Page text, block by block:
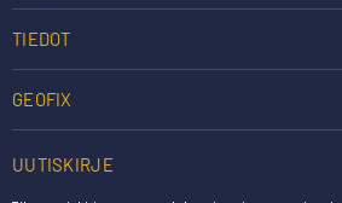
TIEDOT
GEOFIX
UUTISKIRJE